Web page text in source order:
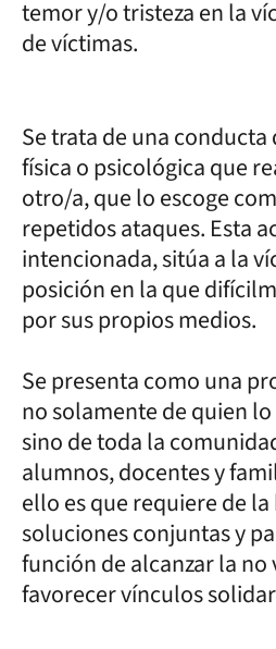
temor y/o tristeza en la
de víctimas.
Se trata de una
física o psicológica que
otro/a, que lo escoge
repetidos ataques. Esta
intencionada, sitúa a la
posición en la que
por sus propios medios.
Se presenta como una
no solamente de quien
sino de toda la
alumnos, docentes y
ello es que requiere de
soluciones conjuntas y
función de alcanzar la no
favorecer vínculos